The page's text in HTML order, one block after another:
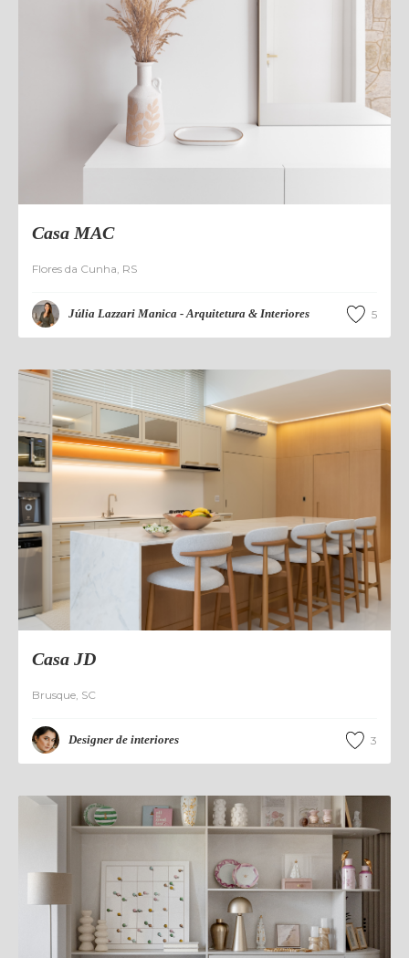
Casa MAC
Flores da Cunha, RS
Júlia Lazzari Manica - Arquitetura & Interiores 5
Casa JD
Brusque, SC
Designer de interiores 3